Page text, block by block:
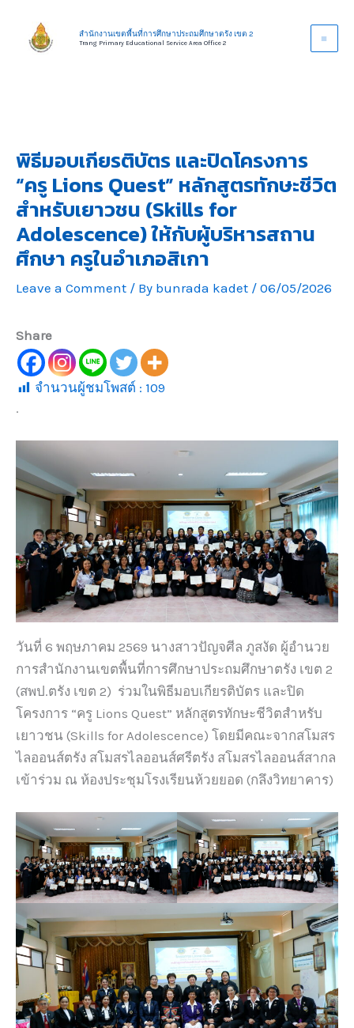
content
สำนักงานเขตพื้นที่การศึกษาประถมศึกษาตรัง เขต 2
Trang Primary Educational Service Area Office 2
พิธีมอบเกียรติบัตร และปิดโครงการ
“ครู Lions Quest” หลักสูตรทักษะชีวิต
สำหรับเยาวชน (Skills for
Adolescence) ให้กับผู้บริหารสถาน
ศึกษา ครูในอำเภอสิเกา
Leave a Comment / By bunrada kadet / 06/05/2026
Share
จำนวนผู้ชมโพสต์ : 109
.
วันที่ 6 พฤษภาคม 2569 นางสาวปัญจศีล ภูสงัด ผู้อำนวย
การสำนักงานเขตพื้นที่การศึกษาประถมศึกษาตรัง เขต 2
(สพป.ตรัง เขต 2) ร่วมในพิธีมอบเกียรติบัตร และปิด
โครงการ “ครู Lions Quest” หลักสูตรทักษะชีวิตสำหรับ
เยาวชน (Skills for Adolescence) โดยมีคณะจากสโมสร
ไลออนส์ตรัง สโมสรไลออนส์ศรีตรัง สโมสรไลออนส์สากล
เข้าร่วม ณ ห้องประชุมโรงเรียนห้วยยอด (กลึงวิทยาคาร)